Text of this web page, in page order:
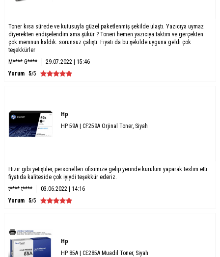
Toner kısa sürede ve kutusuyla güzel paketlenmiş şekilde ulaştı. Yazıcıya uymaz
diyerekten endişelendim ama şükür ? Toneri hemen yazıcıya taktım ve gerçekten
çok memnun kaldık. sorunsuz çalıştı. Fiyatı da bu şekilde uyguna geldi çok
teşekkürler
M**** G****
29.07.2022 | 15:46
Yorum 5/5
Hp
HP 59A | CF259A Orjinal Toner, Siyah
Hızır gibi yetiştiler, personelleri ofisimize gelip yerinde kurulum yaparak teslim etti
fiyatıda kaliteside çok iyiydi teşekkür ederiz.
t**** t****
03.06.2022 | 14:16
Yorum 5/5
Hp
HP 85A | CE285A Muadil Toner, Siyah